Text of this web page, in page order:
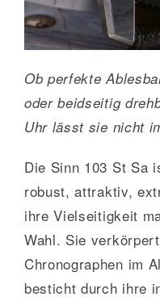
Ob perfekte
oder beidseitig
Uhr lässt sie nicht
Die Sinn 103 St Sa
robust, attraktiv,
ihre Vielseitigkeit
Wahl. Sie
Chronographen im
besticht durch ihre